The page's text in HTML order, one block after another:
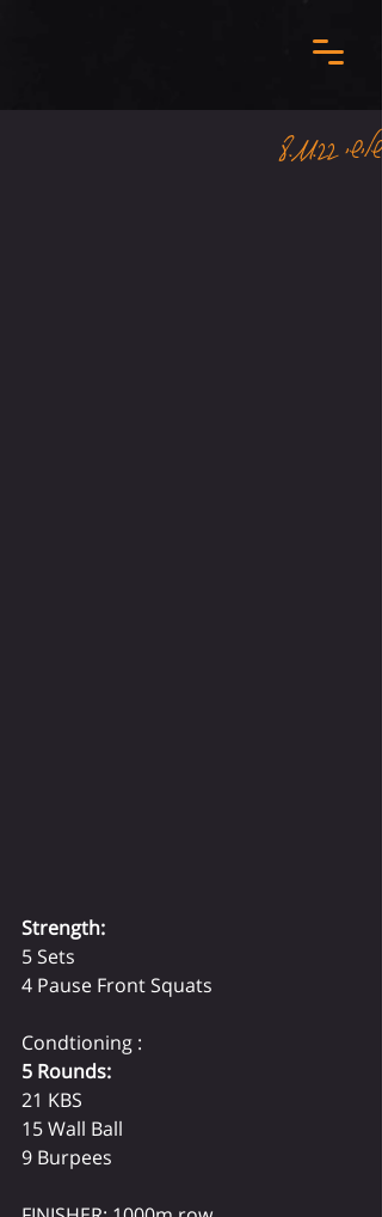
שלישי 8.11.22
Strength:
5 Sets
4 Pause Front Squats
Condtioning :
5 Rounds:
21 KBS
15 Wall Ball
9 Burpees